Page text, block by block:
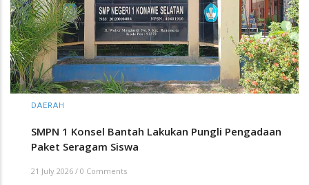
DAERAH
SMPN 1 Konsel Bantah Lakukan Pungli Pengadaan
Paket Seragam Siswa
21 July 2026 / 0 Comments